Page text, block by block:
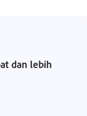
dan lebih